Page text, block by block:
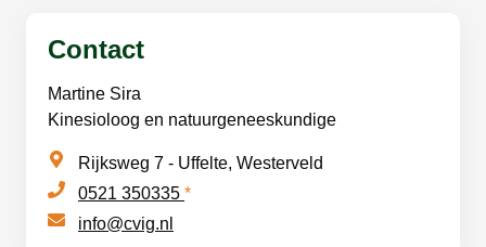
Contact
Martine Sira
Kinesioloog en natuurgeneeskundige
Rijksweg 7 - Uffelte, Westerveld
0521 350335 *
info@cvig.nl